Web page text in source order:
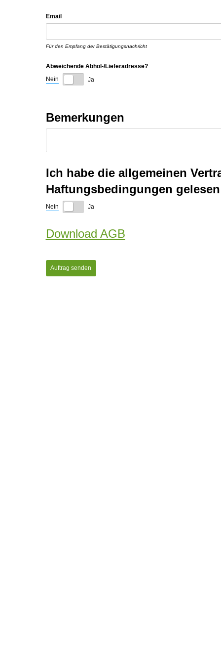
Email
Für den Empfang der Bestätigungsnachricht
Abweichende Abhol-/​Lieferadresse?
Nein
Ja
Bemerkungen
Ich habe die allgemeinen
Haftungsbedingungen
Nein Ja
Download AGB
Auftrag senden